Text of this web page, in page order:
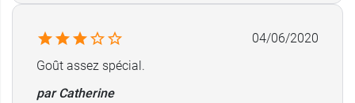
France
04/06/2020
Goût assez spécial.
par Catherine